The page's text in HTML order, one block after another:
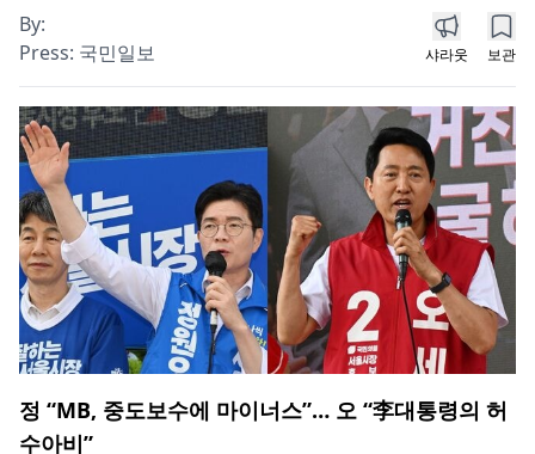
By:
Press: 국민일보 샤라웃 보관
정 “MB, 중도보수에 마이너스”… 오 “李대통령의 허
수아비”